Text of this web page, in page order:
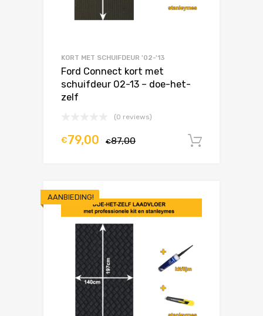
KORT MET SCHUIFDEUR '02-'13
Ford Connect kort met
schuifdeur 02-13 – doe-het-
zelf
(0 reviews)
€87,00
€79,00
AANBIEDING!